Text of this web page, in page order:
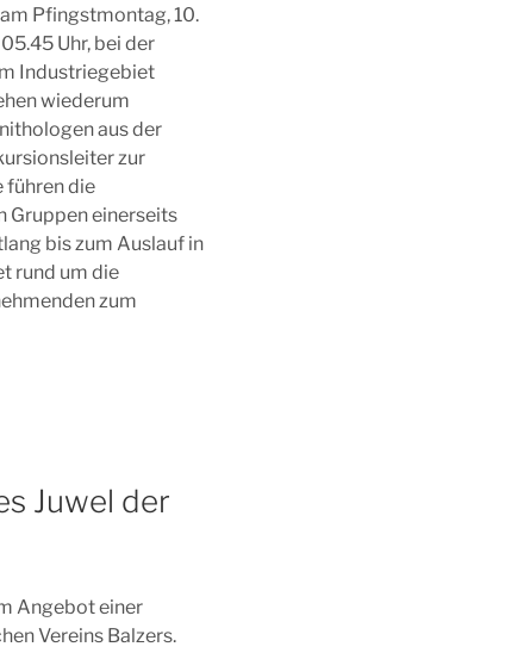
Pfingstmontag, 10.
Uhr, bei der
Industriegebiet
wiederum
aus der
zur
führen die
Gruppen einerseits
bis zum Auslauf in
rund um die
zum
Juwel der
Angebot einer
Vereins Balzers.